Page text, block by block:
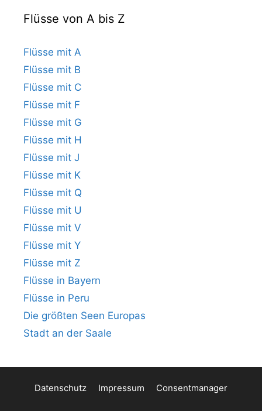
Flüsse von A bis Z
Flüsse mit A
Flüsse mit B
Flüsse mit C
Flüsse mit F
Flüsse mit G
Flüsse mit H
Flüsse mit J
Flüsse mit K
Flüsse mit Q
Flüsse mit U
Flüsse mit V
Flüsse mit Y
Flüsse mit Z
Flüsse in Bayern
Flüsse in Peru
Die größten Seen Europas
Stadt an der Saale
Datenschutz Impressum Consentmanager